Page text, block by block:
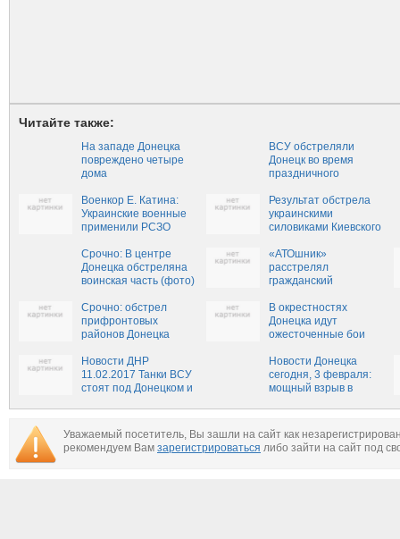
Читайте также:
На западе Донецка
повреждено четыре
дома
ВСУ обстреляли
Донецк во время
праздничного
летия референдума
Военкор Е. Катина:
Украинские военные
применили РСЗО
Результат обстрела
украинскими
силовиками Киевского
(видео)
Срочно: В центре
Донецка обстреляна
воинская часть (фото)
«АТОшник»
расстрелял
гражданский
на блокпосту
и был сбит (ВИДЕО)
Срочно: обстрел
прифронтовых
районов Донецка
В окрестностях
Донецка идут
ожесточенные бои
Новости ДНР
11.02.2017 Танки ВСУ
стоят под Донецком и
Новости Донецка
сегодня, 3 февраля:
мощный взрыв в
прекращаются
Уважаемый посетитель, Вы зашли на сайт как
рекомендуем Вам зарегистрироваться либо зайти на сайт под